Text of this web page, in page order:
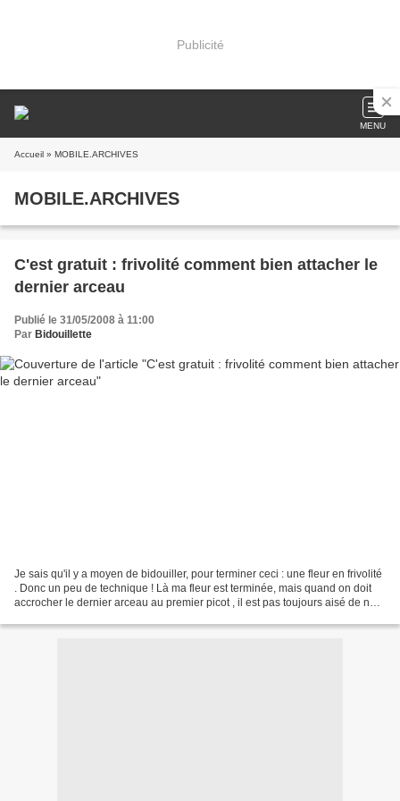
Publicité
MENU
Accueil » MOBILE.ARCHIVES
MOBILE.ARCHIVES
C'est gratuit : frivolité comment bien attacher le
dernier arceau
Publié le 31/05/2008 à 11:00
Par Bidouillette
Je sais qu'il y a moyen de bidouiller, pour terminer ceci : une fleur en frivolité
. Donc un peu de technique ! Là ma fleur est terminée, mais quand on doit
accrocher le dernier arceau au premier picot , il est pas toujours aisé de ne